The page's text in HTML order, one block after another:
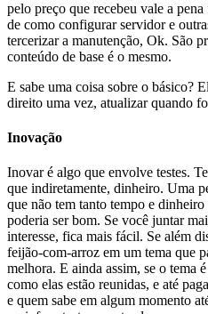
pelo preço que recebeu vale a
de como configurar servidor e
tercerizar a manutenção, Ok. São
conteúdo de base é o mesmo.
E sabe uma coisa sobre o básico?
direito uma vez, atualizar quando
Inovação
Inovar é algo que envolve testes.
que indiretamente, dinheiro. Uma
que não tem tanto tempo e
poderia ser bom. Se você juntar
interesse, fica mais fácil. Se além
feijão-com-arroz em um tema que
melhora. E ainda assim, se o tema
como elas estão reunidas, e até
e quem sabe em algum momento